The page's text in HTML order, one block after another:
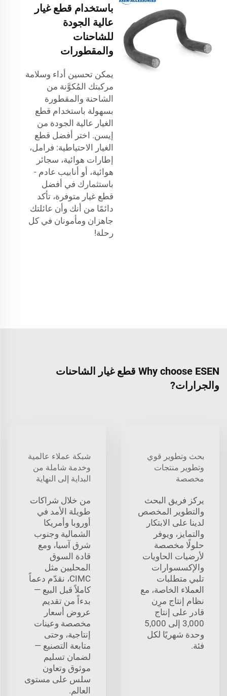
باستخدام قطع غيار
عالية الجودة
للشاحنات
والمقطورات
يمكن تحسين أداء وسلامة
مركبتك المُكوَّنة من
الشاحنة والمقطورة
بسهولة باستخدام قطع
الغيار عالية الجودة من
إيسن. اختر أفضل قطع
الغيار الاحتياطية: فرامل،
إطارات هوائية، سجائر
هوائية، أو أنابيب عادم -
باستثمارك في أفضل
قطع غيار متوفرة، تأكد
دائمًا من أنك وأن عائلتك
جاهزان ومأمونان في كل
رحلة!
Why choose ESEN قطع غيار الشاحنات
والجرارات?
بحث وتطوير قوي
وتطوير منتجات
مخصصة
يركز فريق البحث
والتطوير المخصص
لدينا على الابتكار
والتمايز، ويوفر
حلولًا مخصصة
لأرضيات الحاويات
والإكسسوارات
تلبي متطلبات
العملاء الخاصة، مع
نظام إنتاج مرِن
قادر على إنتاج
3,000 إلى 5,000
وحدة شهريًا لكل
فئة.
شبكة عملاء عالمية
وخدمة شاملة من
البداية إلى النهاية
من خلال شراكات
طويلة الأمد في
أوروبا وأمريكا
الشمالية وجنوب
شرق آسيا، ومع
قادة السوق
المحليين مثل
CIMC، نقدّم دعماً
كاملاً قبل البيع —
بدءاً من تقديم
عروض أسعار
مخصصة وعينات
إنتاجية، وحتى
متابعة التصنيع —
لضمان تسليم
موثوق وتعاون
سلس على مستوى
العالم.